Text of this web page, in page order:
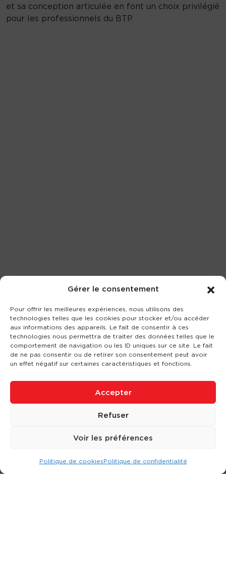
Gérer le consentement
Pour offrir les meilleures expériences, nous utilisons des
technologies telles que les cookies pour stocker et/ou accéder
aux informations des appareils. Le fait de consentir à ces
technologies nous permettra de traiter des données telles que le
comportement de navigation ou les ID uniques sur ce site. Le fait
de ne pas consentir ou de retirer son consentement peut avoir
un effet négatif sur certaines caractéristiques et fonctions.
Accepter
Refuser
Voir les préférences
Politique de cookiesPolitique de confidentialité
et sa conception articulée en font un choix privilégié
pour les professionnels du BTP.